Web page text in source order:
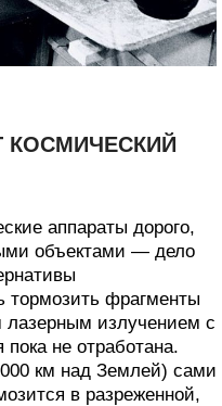
КОСМИЧЕСКИЙ
аппараты дорого,
объектами — дело
тормозить фрагменты
излучением с
не отработана.
км над Землей) сами
в разреженной,